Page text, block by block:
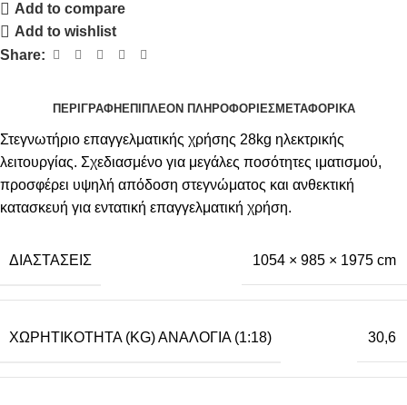
Add to compare
Add to wishlist
Share:
ΠΕΡΙΓΡΑΦΉΕΠΙΠΛΈΟΝ ΠΛΗΡΟΦΟΡΊΕΣΜΕΤΑΦΟΡΙΚΆ
Στεγνωτήριο επαγγελματικής χρήσης 28kg ηλεκτρικής
λειτουργίας. Σχεδιασμένο για μεγάλες ποσότητες ιματισμού,
προσφέρει υψηλή απόδοση στεγνώματος και ανθεκτική
κατασκευή για εντατική επαγγελματική χρήση.
ΔΙΑΣΤΆΣΕΙΣ 1054 × 985 × 1975 cm
ΧΩΡΗΤΙΚΌΤΗΤΑ (KG) ΑΝΑΛΟΓΊΑ (1:18) 30,6